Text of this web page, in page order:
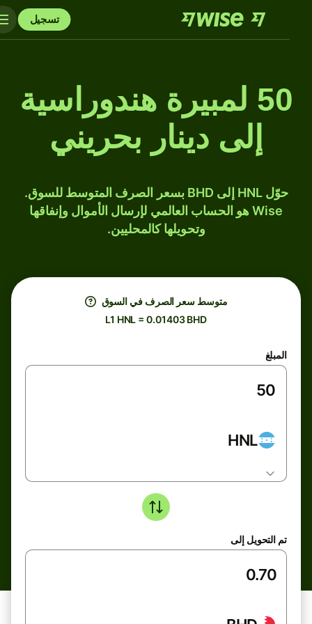
تسجيل
50 لمبيرة هندوراسية
إلى دينار بحريني
حوّل HNL إلى BHD بسعر الصرف المتوسط للسوق.
Wise هو الحساب العالمي لإرسال الأموال وإنفاقها
وتحويلها كالمحليين.
متوسط ​​سعر الصرف في السوق
L1 HNL = 0.01403 BHD
المبلغ
HNL
تم التحويل إلى